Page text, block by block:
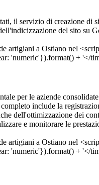
il servizio di creazione
del sito su
per le aziende
include la
dell'ottimizzazione dei
e monitorare le